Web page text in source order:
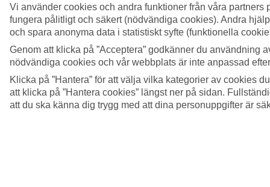
Vi använder cookies och andra funktioner från våra
fungera pålitligt och säkert (nödvändiga cookies). Andra
och spara anonyma data i statistiskt syfte (funktionella
Genom att klicka på ”Acceptera” godkänner du användning
nödvändiga cookies och vår webbplats är inte anpassad
Klicka på ”Hantera” för att välja vilka kategorier av cookies
att klicka på ”Hantera cookies” längst ner på sidan.
att du ska känna dig trygg med att dina personuppgifter är